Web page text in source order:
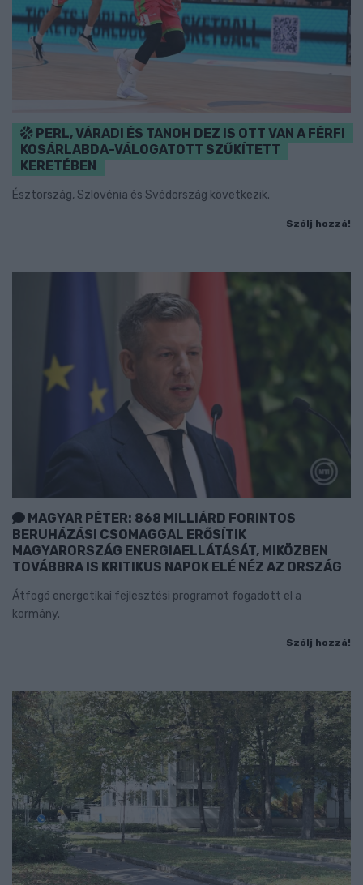
PERL, VÁRADI ÉS TANOH DEZ IS OTT VAN A FÉRFI
KOSÁRLABDA-VÁLOGATOTT SZŰKÍTETT
KERETÉBEN
Észtország, Szlovénia és Svédország következik.
Szólj hozzá!
MAGYAR PÉTER: 868 MILLIÁRD FORINTOS
BERUHÁZÁSI CSOMAGGAL ERŐSÍTIK
MAGYARORSZÁG ENERGIAELLÁTÁSÁT, MIKÖZBEN
TOVÁBBRA IS KRITIKUS NAPOK ELÉ NÉZ AZ ORSZÁG
Átfogó energetikai fejlesztési programot fogadott el a
kormány.
Szólj hozzá!